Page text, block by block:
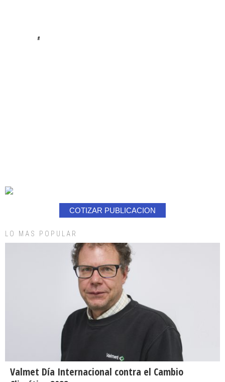
#
COTIZAR PUBLICACION
LO MAS POPULAR
Valmet Día Internacional contra el Cambio